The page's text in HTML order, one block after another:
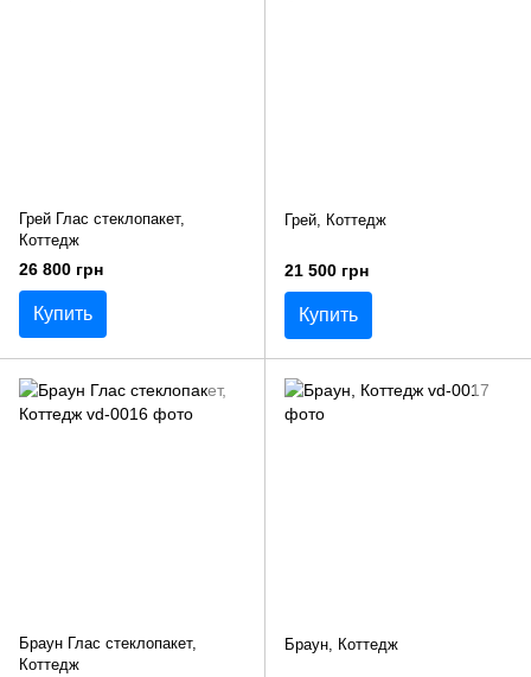
Грей Глас стеклопакет,
Коттедж
26 800 грн
Купить
Грей, Коттедж
21 500 грн
Купить
Браун Глас стеклопакет,
Коттедж
Браун, Коттедж